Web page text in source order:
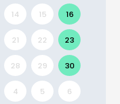
14 15 16
21 22 23
28 29 30
4 5 6